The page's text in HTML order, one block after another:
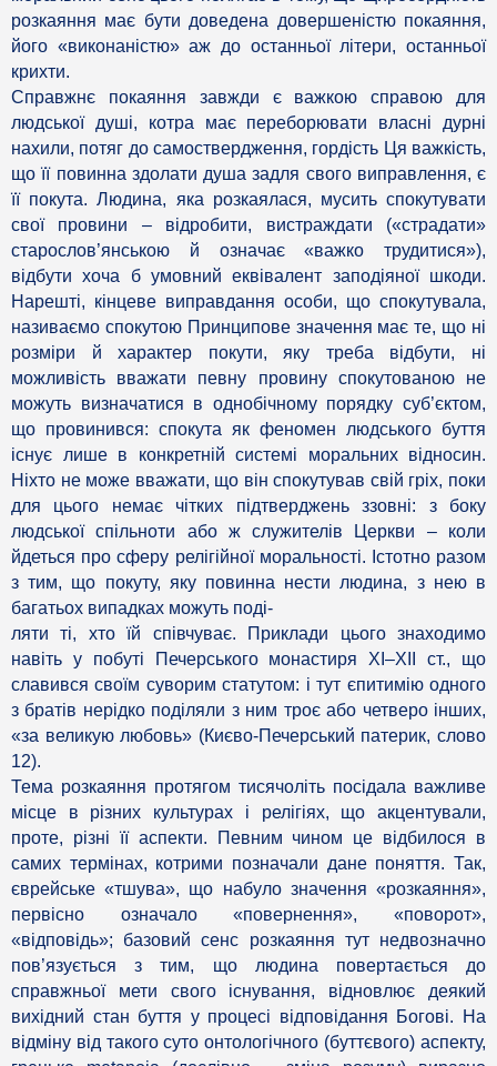
розкаяння має бути доведена довершеністю покаяння,
його «виконаністю» аж до останньої літери, останньої
крихти.
Справжнє покаяння завжди є важкою справою для
людської душі, котра має переборювати власні дурні
нахили, потяг до самоствердження, гордість Ця важкість,
що її повинна здолати душа задля свого виправлення, є
її покута. Людина, яка розкаялася, мусить спокутувати
свої провини – відробити, вистраждати («страдати»
старослов’янською й означає «важко трудитися»),
відбути хоча б умовний еквівалент заподіяної шкоди.
Нарешті, кінцеве виправдання особи, що спокутувала,
називаємо спокутою Принципове значення має те, що ні
розміри й характер покути, яку треба відбути, ні
можливість вважати певну провину спокутованою не
можуть визначатися в однобічному порядку суб’єктом,
що провинився: спокута як феномен людського буття
існує лише в конкретній системі моральних відносин.
Ніхто не може вважати, що він спокутував свій гріх, поки
для цього немає чітких підтверджень ззовні: з боку
людської спільноти або ж служителів Церкви – коли
йдеться про сферу релігійної моральності. Істотно разом
з тим, що покуту, яку повинна нести людина, з нею в
багатьох випадках можуть поді-
ляти ті, хто їй співчуває. Приклади цього знаходимо
навіть у побуті Печерського монастиря XI–XII ст., що
славився своїм суворим статутом: і тут єпитимію одного
з братів нерідко поділяли з ним троє або четверо інших,
«за великую любовь» (Києво-Печерський патерик, слово
12).
Тема розкаяння протягом тисячоліть посідала важливе
місце в різних культурах і релігіях, що акцентували,
проте, різні її аспекти. Певним чином це відбилося в
самих термінах, котрими позначали дане поняття. Так,
єврейське «тшува», що набуло значення «розкаяння»,
первісно означало «повернення», «поворот»,
«відповідь»; базовий сенс розкаяння тут недвозначно
пов’язується з тим, що людина повертається до
справжньої мети свого існування, відновлює деякий
вихідний стан буття у процесі відповідання Богові. На
відміну від такого суто онтологічного (буттєвого) аспекту,